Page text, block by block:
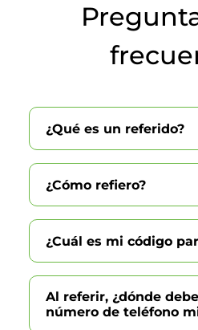
¿Qué es un referido?
¿Cómo refiero?
¿Cuál es mi código
Al referir, ¿dónde
número de teléfono